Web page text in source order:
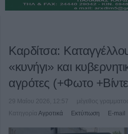
Καρδίτσα:
«κυνήγι» και
αγρότες (+Φωτο
29 Μαΐου 2026, 12:57
μέγεθος
Κατηγορία Αγροτικά Εκτύπωση E-mail